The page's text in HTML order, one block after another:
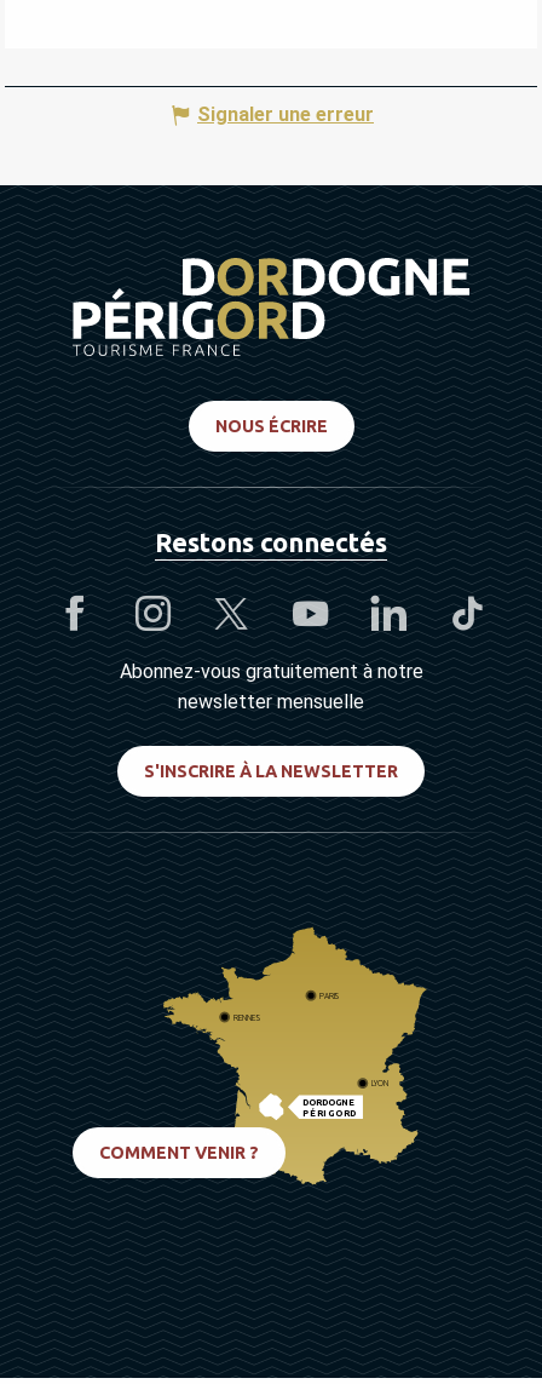
Signaler une erreur
NOUS ÉCRIRE
Restons connectés
Abonnez-vous gratuitement à notre
newsletter mensuelle
S'INSCRIRE À LA NEWSLETTER
DORDOGNE
PÉRIGORD
PARIS
RENNES
LYON
COMMENT VENIR ?